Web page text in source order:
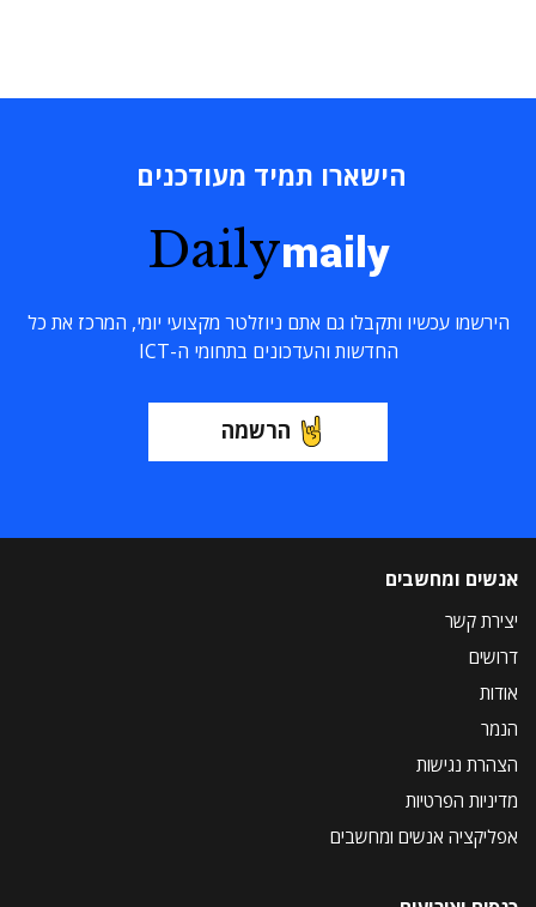
הישארו תמיד מעודכנים
Dailymaily
הירשמו עכשיו ותקבלו גם אתם ניוזלטר מקצועי יומי, המרכז את כל
החדשות והעדכונים בתחומי ה-ICT
הרשמה
אנשים ומחשבים
יצירת קשר
דרושים
אודות
הנמר
הצהרת נגישות
מדיניות הפרטיות
אפליקציה אנשים ומחשבים